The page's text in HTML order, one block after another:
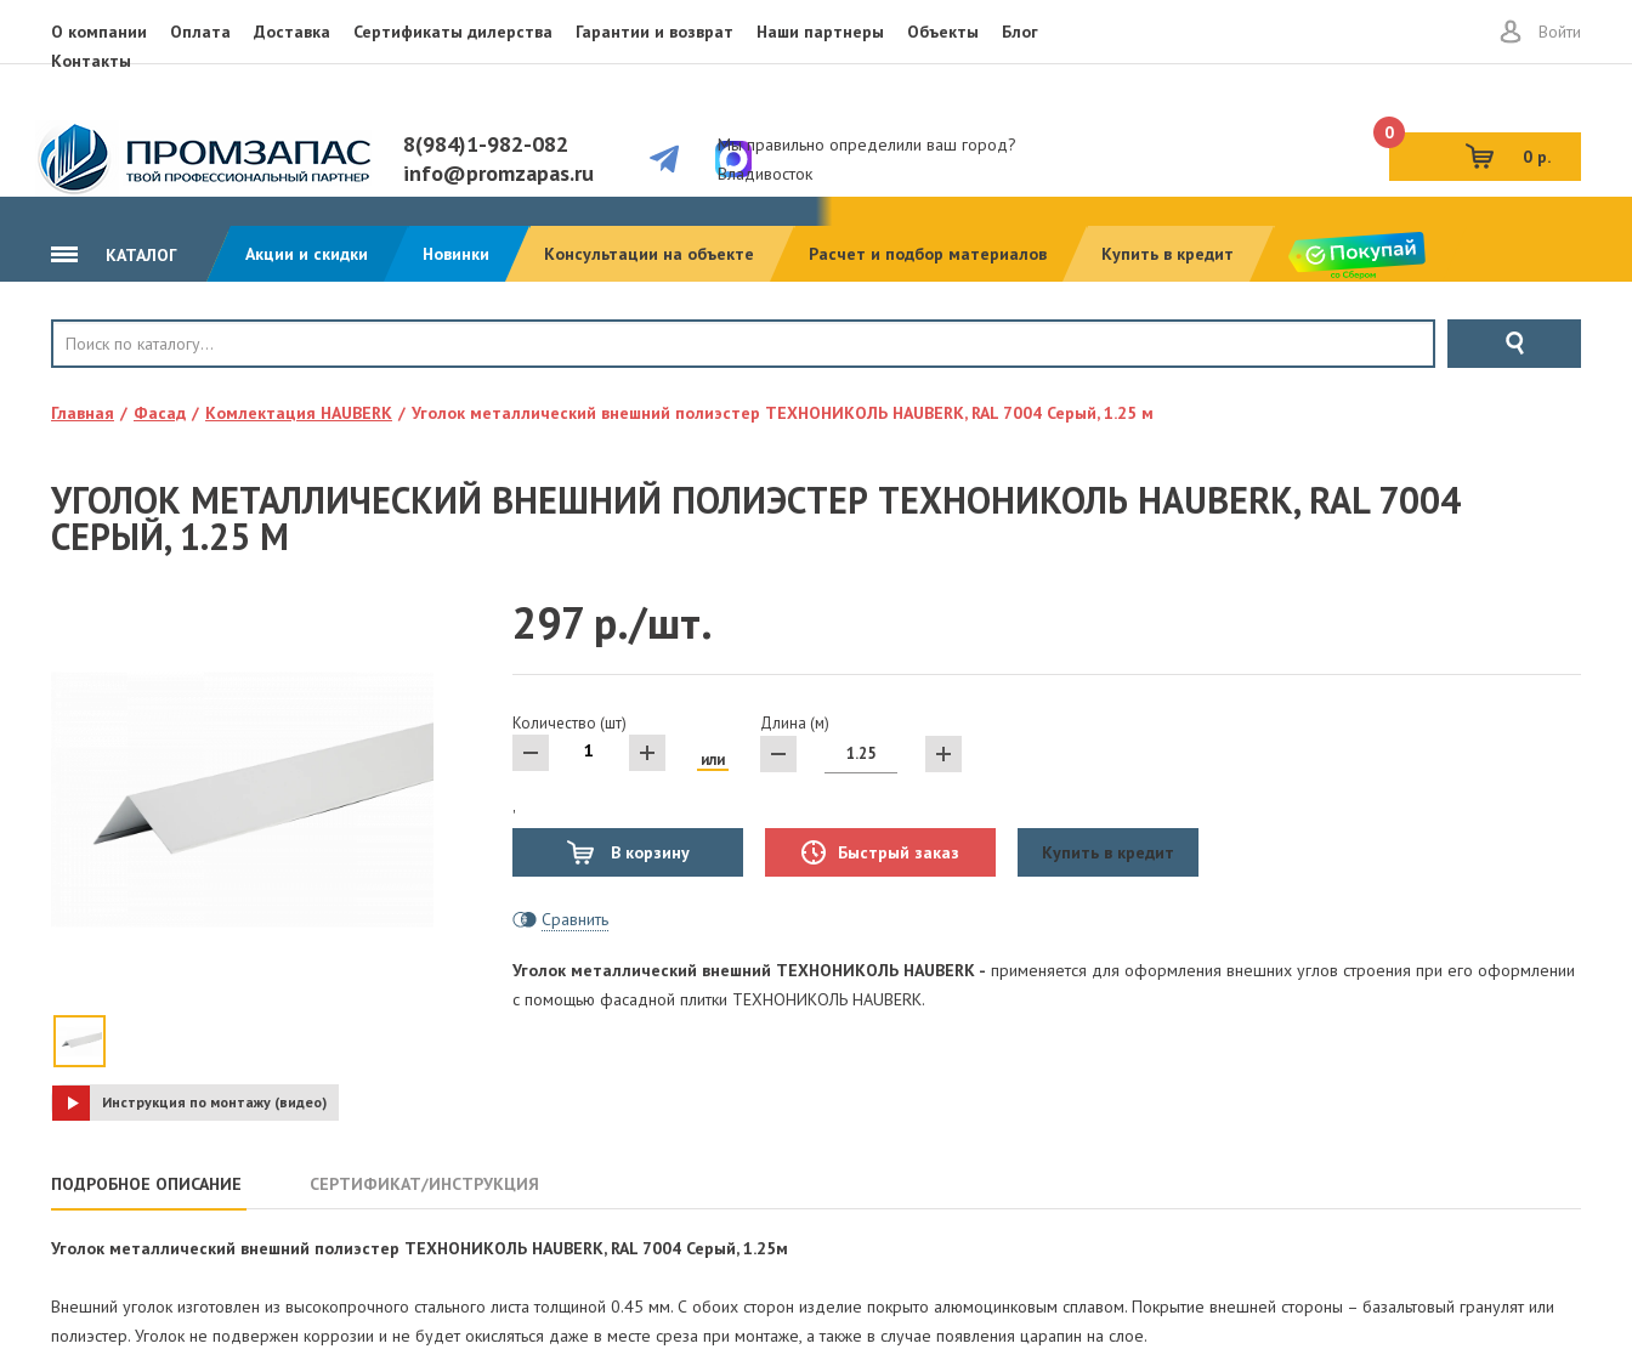
О компании Оплата Доставка Сертификаты дилерства Гарантии и возврат Наши партнеры Объекты
Блог
Контакты
Войти
8(984)1-982-082
info@promzapas.ru
Мы правильно определили ваш город?
Владивосток
0
0 р.
КАТАЛОГ Акции и скидки Новинки Консультации на объекте Расчет и подбор материалов Купить в кредит
ГИДРОИЗОЛЯЦИЯ
ТЕПЛОИЗОЛЯЦИЯ
КЛЕЙ, ПЕНА, ГЕРМЕТИКИ
ОСП, ЛАМ. ФАНЕРА
ГИДРОШПОНКИ
Главная Фасад Комлектация HAUBERK Уголок металлический внешний полиэстер ТЕХНОНИКОЛЬ HAUBERK, RAL 7004 Серый, 1.25 м
УГОЛОК МЕТАЛЛИЧЕСКИЙ ВНЕШНИЙ ПОЛИЭСТЕР ТЕХНОНИКОЛЬ HAUBERK, RAL 7004
СЕРЫЙ, 1.25 М
Инструкция по монтажу (видео)
297 р./шт.
Количество (шт)
или
Длина (м)
'
В корзину Быстрый заказ Купить в кредит
Сравнить
Уголок металлический внешний ТЕХНОНИКОЛЬ HAUBERK - применяется для оформления внешних углов строения при его оформлении
с помощью фасадной плитки ТЕХНОНИКОЛЬ HAUBERK.
ПОДРОБНОЕ ОПИСАНИЕ СЕРТИФИКАТ/ИНСТРУКЦИЯ
Уголок металлический внешний полиэстер ТЕХНОНИКОЛЬ HAUBERK, RAL 7004 Серый, 1.25м
Внешний уголок изготовлен из высокопрочного стального листа толщиной 0.45 мм. С обоих сторон изделие покрыто алюмоцинковым сплавом. Покрытие внешней стороны – базальтовый гранулят или
полиэстер. Уголок не подвержен коррозии и не будет окисляться даже в месте среза при монтаже, а также в случае появления царапин на слое.